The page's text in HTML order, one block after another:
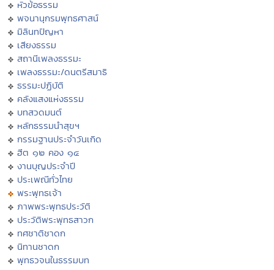
หัวข้อธรรม
พจนานุกรมพุทธศาสน์
มิลินทปัญหา
เสียงธรรม
สถานีเพลงธรรมะ
เพลงธรรมะ/ดนตรีสมาธิ
ธรรมะปฏิบัติ
คลังแสงแห่งธรรม
บทสวดมนต์
หลักธรรมนำสุขฯ
กรรมฐานประจำวันเกิด
ฮีต ๑๒ คอง ๑๔
งานบุญประจำปี
ประเพณีทั่วไทย
พระพุทธเจ้า
ภาพพระพุทธประวัติ
ประวัติพระพุทธสาวก
ทศชาติชาดก
นิทานชาดก
พุทธวจนในธรรมบท